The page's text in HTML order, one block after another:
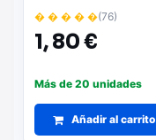
� � � � �(76)
1,80 €
Más de 20 unidades
Añadir al carrito